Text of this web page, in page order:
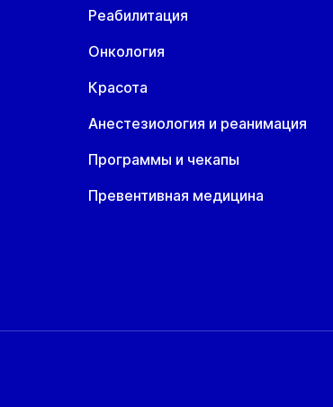
Реабилитация
Онкология
Красота
Анестезиология и реанимация
Программы и чекапы
Превентивная медицина